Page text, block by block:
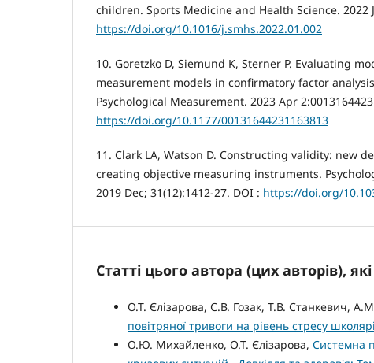
children. Sports Medicine and Health Science. 2022
https://doi.org/10.1016/j.smhs.2022.01.002
10. Goretzko D, Siemund K, Sterner P. Evaluating
measurement models in confirmatory factor
Psychological Measurement. 2023 Apr
https://doi.org/10.1177/00131644231163813
11. Clark LA, Watson D. Constructing validity: new
creating objective measuring instruments.
2019 Dec; 31(12):1412-27. DOI : https://doi.org/
Статті цього автора (цих авторів),
О.Т. Єлізарова, С.В. Гозак, Т.В. Станкевич,
повітряної тривоги на рівень стресу
О.Ю. Михайленко, О.Т. Єлізарова, Системна